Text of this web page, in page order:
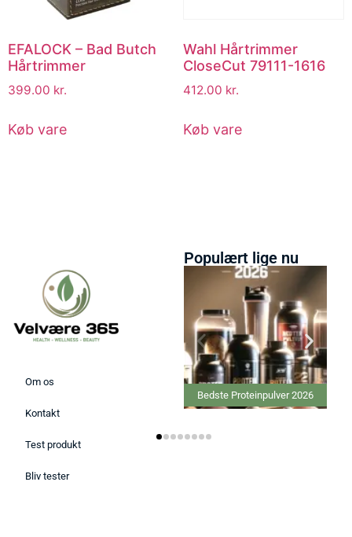
EFALOCK – Bad Butch
Hårtrimmer
399.00 kr.
Køb vare
Wahl Hårtrimmer
CloseCut 79111-1616
412.00 kr.
Køb vare
Om os
Kontakt
Test produkt
Bliv tester
Populært lige nu
Bedste Proteinpulver 2026